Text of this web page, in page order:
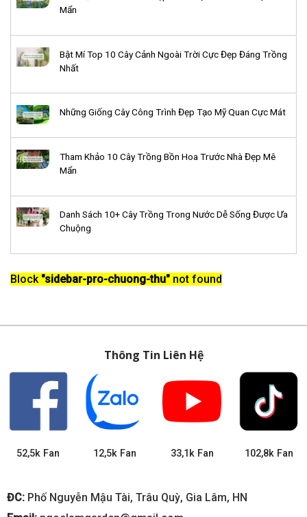
Mẩn
Bật Mí Top 10 Cây Cảnh Ngoài Trời Cực Đẹp Đáng Trồng
Nhất
Những Giống Cây Công Trình Đẹp Tạo Mỹ Quan Cực Mát
Tham Khảo 10 Cây Trồng Bồn Hoa Trước Nhà Đẹp Mê
Mẩn
Danh Sách 10+ Cây Trồng Trong Nước Dễ Sống Được Ưa
Chuộng
Block "sidebar-pro-chuong-thu" not found
Thông Tin Liên Hệ
52,5k Fan 12,5k Fan 33,1k Fan 102,8k Fan
ĐC: Phố Nguyễn Mậu Tài, Trâu Quỳ, Gia Lâm, HN